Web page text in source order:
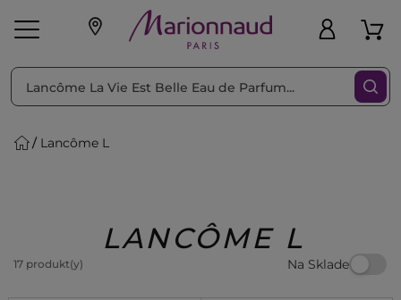
pleť Líčenie
Beauty Zl'avy
Lancôme L
LANCÔME L
17 produkt(y) Na Sklade
Triediť podľa Filtrovať